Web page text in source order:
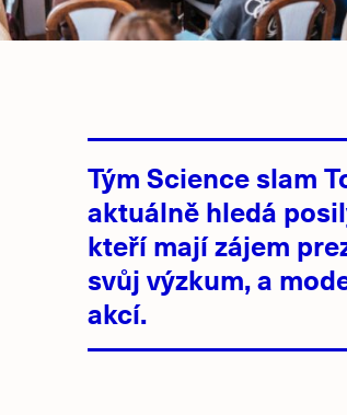
Tým Science slam
aktuálně hledá
kteří mají zájem
svůj výzkum, a
akcí.